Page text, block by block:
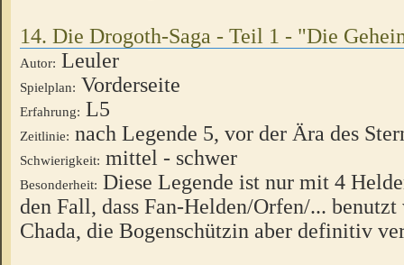
14. Die Drogoth-Saga - Teil 1 - "Die
Autor: Leuler
Spielplan: Vorderseite
Erfahrung: L5
Zeitlinie: nach Legende 5, vor der Ära des
Schwierigkeit: mittel - schwer
Besonderheit: Diese Legende ist nur mit 4
den Fall, dass Fan-Helden/Orfen/... benutzt
Chada, die Bogenschützin aber definitiv